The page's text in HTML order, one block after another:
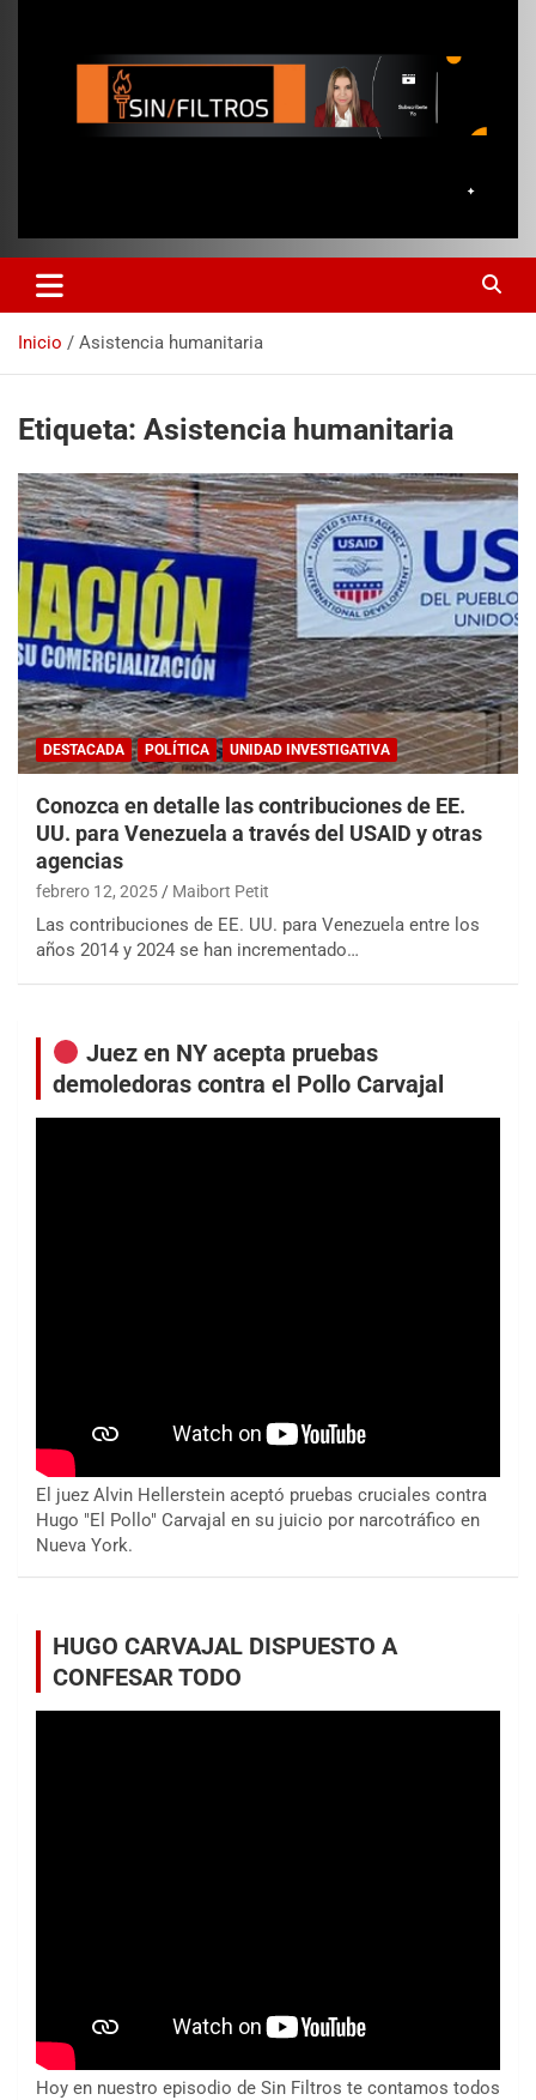
Inicio Asistencia humanitaria
Etiqueta: Asistencia humanitaria
DESTACADA POLÍTICA UNIDAD INVESTIGATIVA
Conozca en detalle las contribuciones de EE.
UU. para Venezuela a través del USAID y otras
agencias
febrero 12, 2025 Maibort Petit
Las contribuciones de EE. UU. para Venezuela entre los
años 2014 y 2024 se han incrementado…
Juez en NY acepta pruebas
demoledoras contra el Pollo Carvajal
El juez Alvin Hellerstein aceptó pruebas cruciales contra
Hugo "El Pollo" Carvajal en su juicio por narcotráfico en
Nueva York.
HUGO CARVAJAL DISPUESTO A
CONFESAR TODO
Hoy en nuestro episodio de Sin Filtros te contamos todos